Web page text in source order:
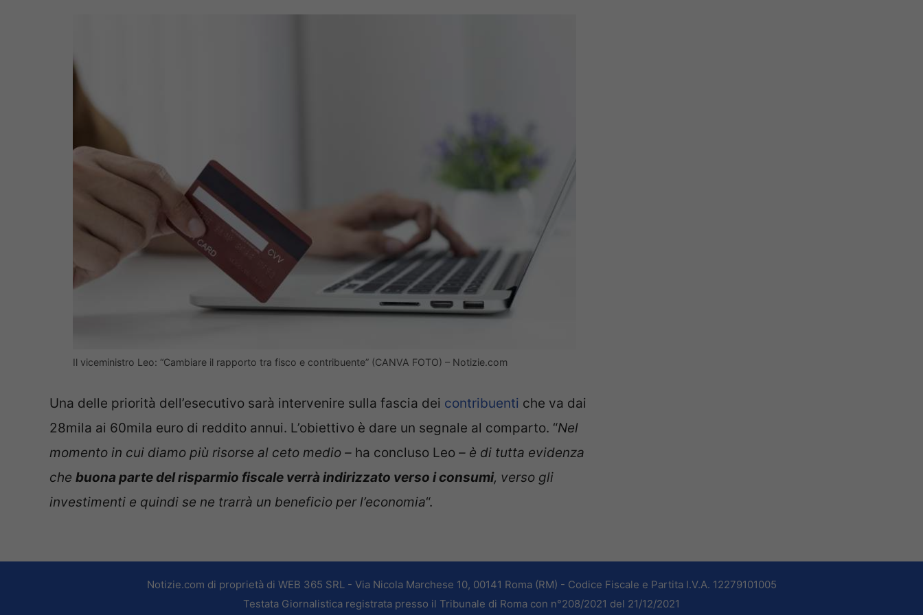
Il viceministro Leo: “Cambiare il rapporto tra fisco e contribuente” (CANVA FOTO) – Notizie.com
Una delle priorità dell’esecutivo sarà intervenire sulla fascia dei contribuenti che va dai
28mila ai 60mila euro di reddito annui. L’obiettivo è dare un segnale al comparto. “Nel
momento in cui diamo più risorse al ceto medio – ha concluso Leo – è di tutta evidenza
che buona parte del risparmio fiscale verrà indirizzato verso i consumi, verso gli
investimenti e quindi se ne trarrà un beneficio per l’economia“.
Notizie.com di proprietà di WEB 365 SRL - Via Nicola Marchese 10, 00141 Roma (RM) - Codice Fiscale e Partita I.V.A. 12279101005
Testata Giornalistica registrata presso il Tribunale di Roma con n°208/2021 del 21/12/2021